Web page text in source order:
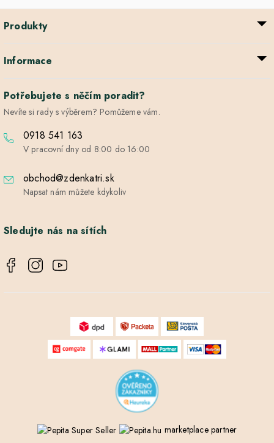
Produkty
Informace
Potřebujete s něčím poradit?
Nevíte si rady s výběrem? Pomůžeme vám.
0918 541 163
V pracovní dny od 8:00 do 16:00
obchod@zdenkatri.sk
Napsat nám můžete kdykoliv
Sledujte nás na sítích
marketplace partner